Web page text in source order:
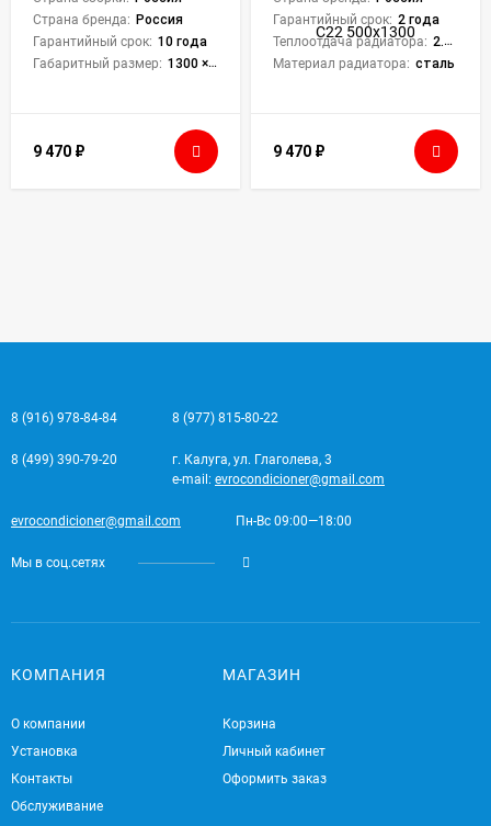
Страна бренда: Россия
Гарантийный срок: 10 года
Габаритный размер: 1300 × 500 × 102 мм
9 470 ₽
Гарантийный срок: 2 года
Теплоотдача радиатора: 2.844 кВт
Материал радиатора: сталь
9 470 ₽
8 (916) 978-84-84 8 (977) 815-80-22
8 (499) 390-79-20
г. Калуга, ул. Глаголева, 3
e-mail: evrocondicioner@gmail.com
evrocondicioner@gmail.com Пн-Вс 09:00—18:00
Мы в соц.сетях
КОМПАНИЯ
О компании
Установка
Контакты
Обслуживание
МАГАЗИН
Корзина
Личный кабинет
Оформить заказ